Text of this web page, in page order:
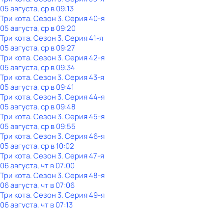
05 августа, ср в 09:13
Три кота. Сезон 3. Серия 40-я
05 августа, ср в 09:20
Три кота. Сезон 3. Серия 41-я
05 августа, ср в 09:27
Три кота. Сезон 3. Серия 42-я
05 августа, ср в 09:34
Три кота. Сезон 3. Серия 43-я
05 августа, ср в 09:41
Три кота. Сезон 3. Серия 44-я
05 августа, ср в 09:48
Три кота. Сезон 3. Серия 45-я
05 августа, ср в 09:55
Три кота. Сезон 3. Серия 46-я
05 августа, ср в 10:02
Три кота. Сезон 3. Серия 47-я
06 августа, чт в 07:00
Три кота. Сезон 3. Серия 48-я
06 августа, чт в 07:06
Три кота. Сезон 3. Серия 49-я
06 августа, чт в 07:13